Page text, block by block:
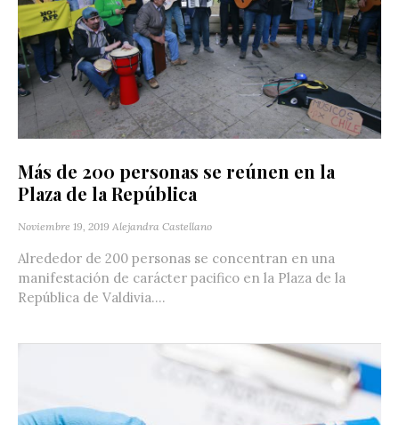
Más de 200 personas se reúnen en la
Plaza de la República
Noviembre 19, 2019 Alejandra Castellano
Alrededor de 200 personas se concentran en una
manifestación de carácter pacifico en la Plaza de la
República de Valdivia....